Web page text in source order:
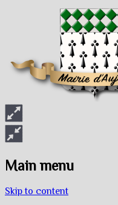
Main menu
Skip to content